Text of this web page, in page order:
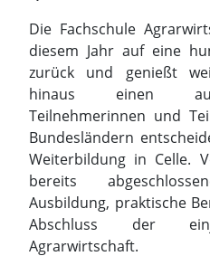
Weiterbildung in Celle.
bereits
Ausbildung, praktische
Abschluss der
Agrarwirtschaft.
Weitere
Agrarwirtschaft gibt es
Schule Celle unter:
www.ats-bbs3celle.eu/